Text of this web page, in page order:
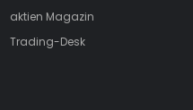
aktien Magazin
Trading-Desk